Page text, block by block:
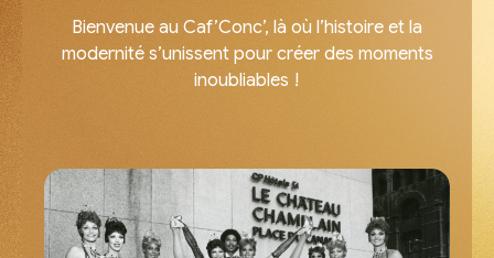
Bienvenue au Caf’Conc’, là où l’histoire et la
modernité s’unissent pour créer des moments
inoubliables !